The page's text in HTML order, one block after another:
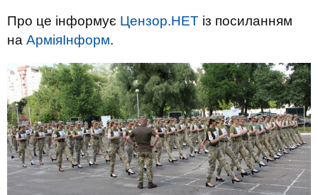
Про це інформує Цензор.НЕТ із посиланням
на АрміяІнформ.